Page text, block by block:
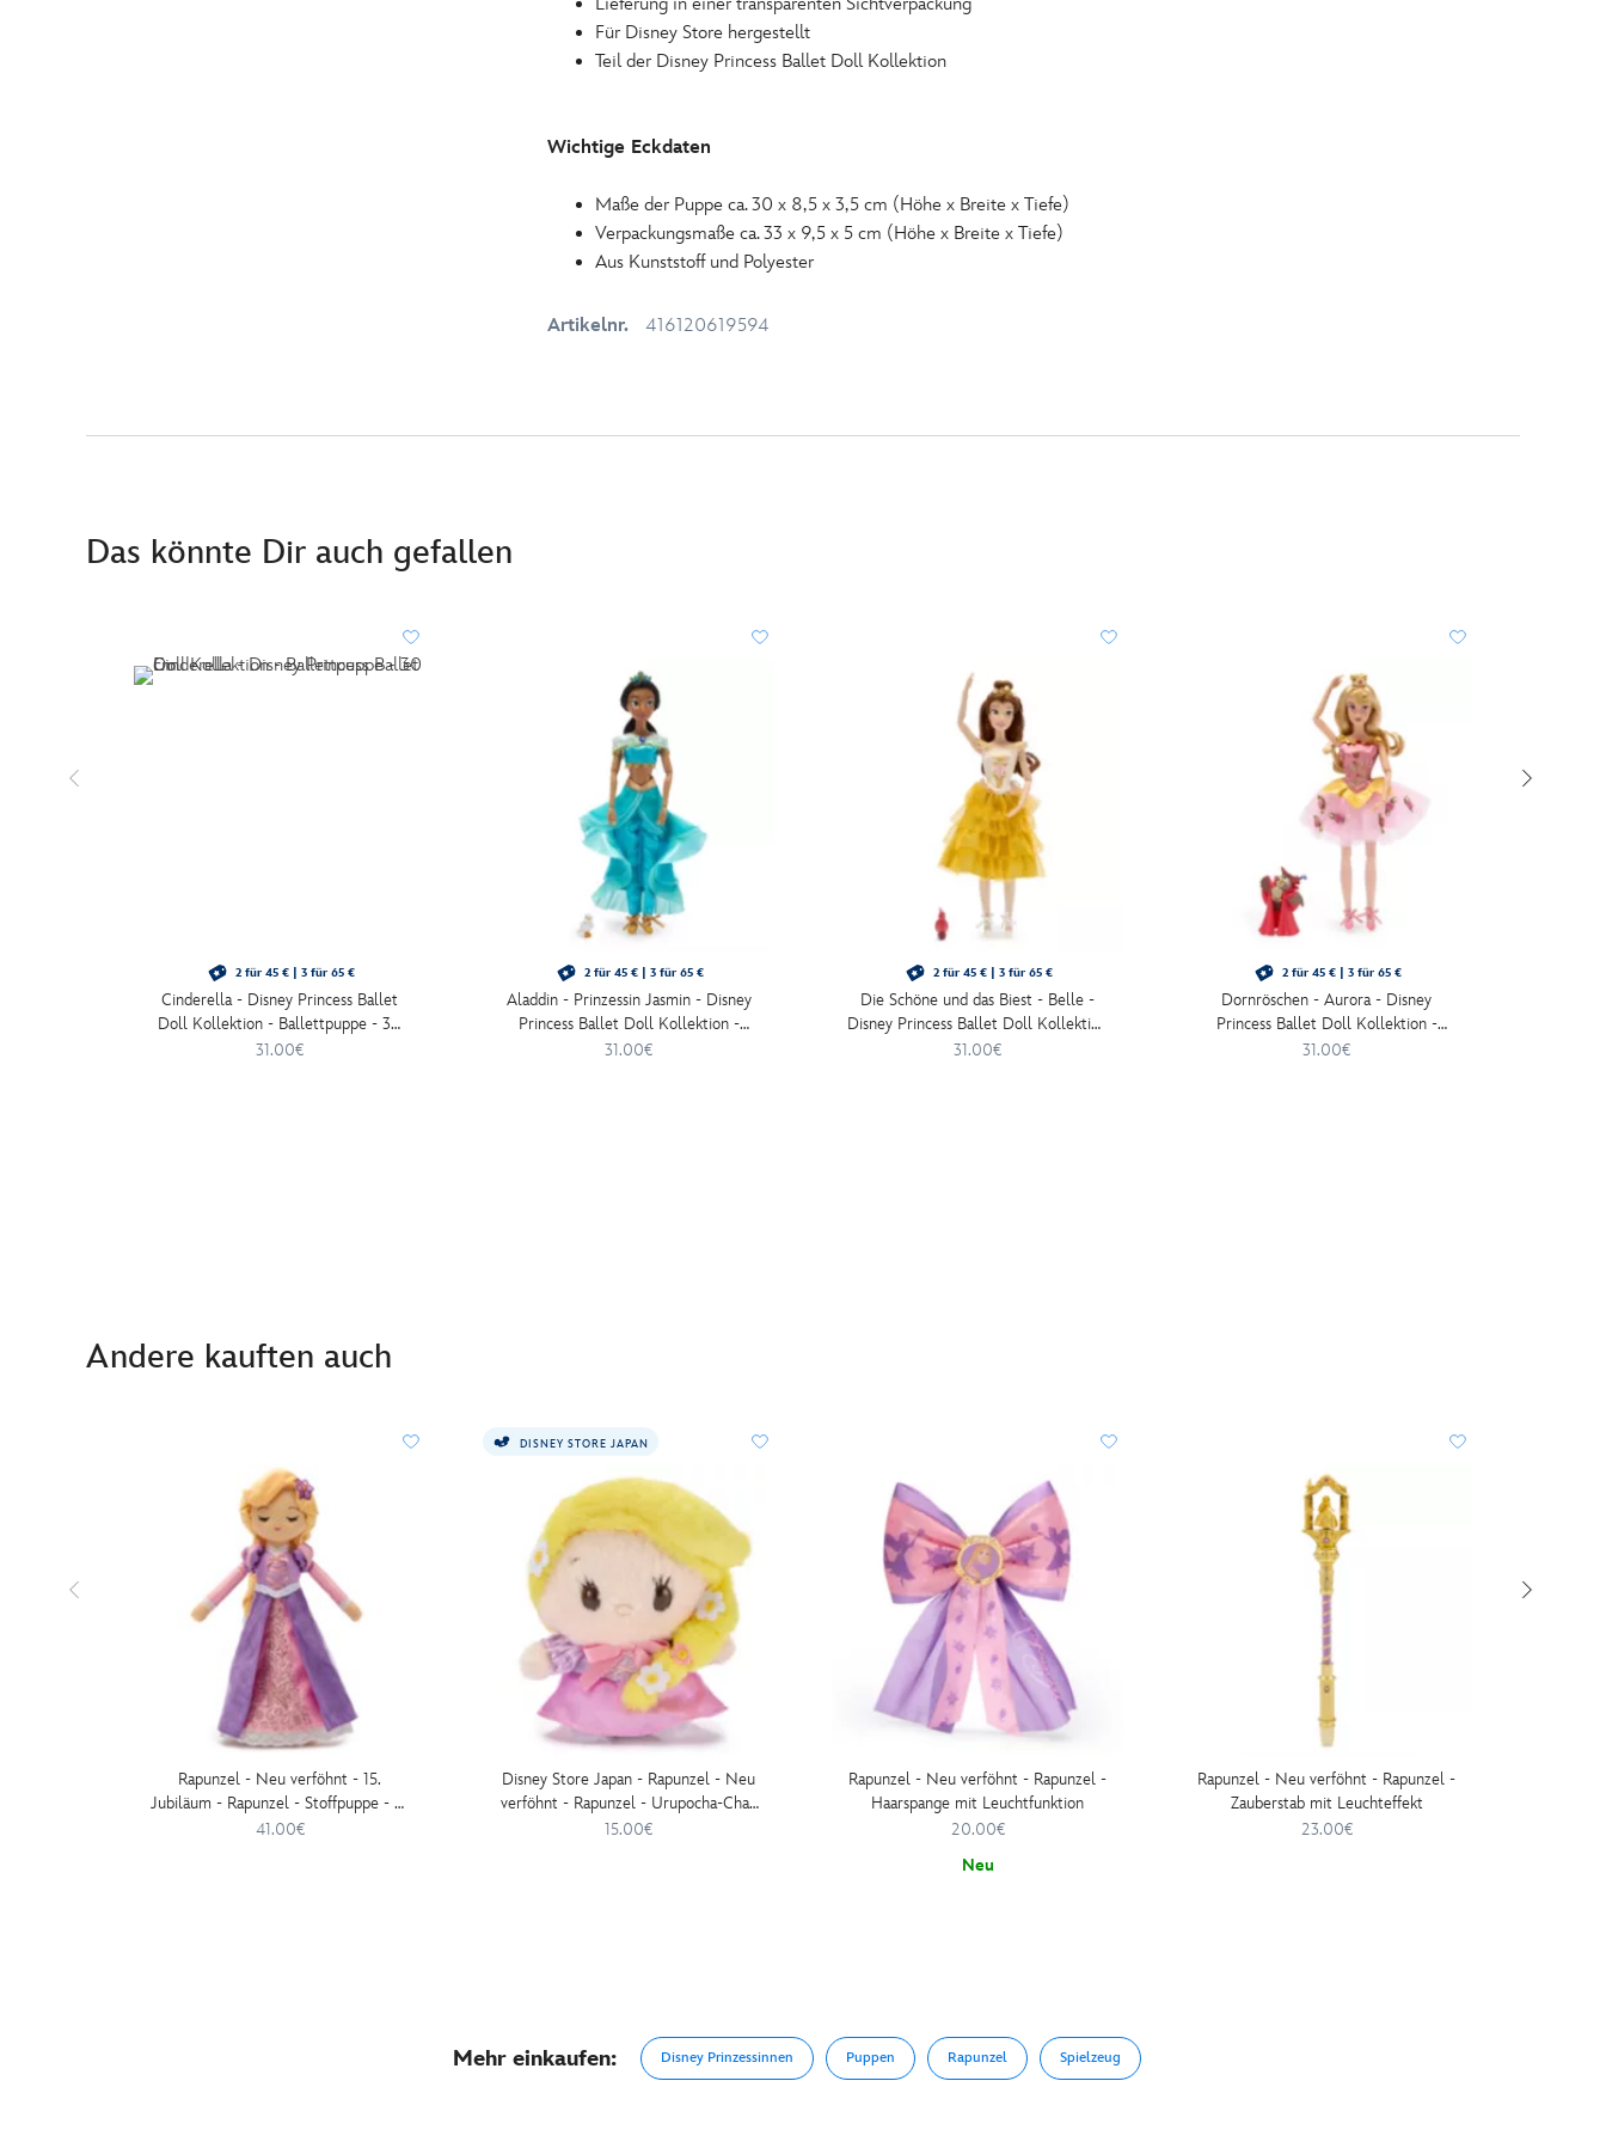
Für Disney Store hergestellt
Teil der Disney Princess Ballet Doll Kollektion
Wichtige Eckdaten
Maße der Puppe ca. 30 x 8,5 x 3,5 cm (Höhe x Breite x Tiefe)
Verpackungsmaße ca. 33 x 9,5 x 5 cm (Höhe x Breite x Tiefe)
Aus Kunststoff und Polyester
Artikelnr. 416120619594
Das könnte Dir auch gefallen
2 für 45 € | 3 für 65 €
Cinderella - Disney Princess Ballet
Doll Kollektion - Ballettpuppe - 30
cm
31.00€
2 für 45 € | 3 für 65 €
Aladdin - Prinzessin Jasmin - Disney
Princess Ballet Doll Kollektion -
Ballettpuppe - 30 cm
31.00€
2 für 45 € | 3 für 65 €
Die Schöne und das Biest - Belle -
Disney Princess Ballet Doll Kollektion
- Ballettpuppe - 30 cm
31.00€
2 für 45 € | 3 für 65 €
Dornröschen - Aurora - Disney
Princess Ballet Doll Kollektion -
Ballettpuppe - 30 cm
31.00€
Andere kauften auch
Rapunzel - Neu verföhnt - 15.
Jubiläum - Rapunzel - Stoffpuppe - 41
cm
41.00€
DISNEY STORE JAPAN
Disney Store Japan - Rapunzel - Neu
verföhnt - Rapunzel - Urupocha-Chan
- Mini-Kuschelpuppe
15.00€
Rapunzel - Neu verföhnt - Rapunzel -
Haarspange mit Leuchtfunktion
20.00€
Neu
Rapunzel - Neu verföhnt - Rapunzel -
Zauberstab mit Leuchteffekt
23.00€
Mehr einkaufen: Disney Prinzessinnen Puppen Rapunzel Spielzeug